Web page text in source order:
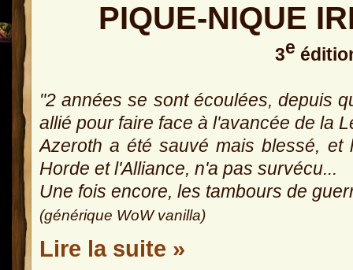
PIQUE-NIQUE
3e
"2 années se sont écoulées, depuis
allié pour faire face à l'avancée de la
Azeroth a été sauvé mais blessé, et
Horde et l'Alliance, n'a pas survécu...
Une fois encore, les tambours de
(générique WoW vanilla)
Lire la suite »